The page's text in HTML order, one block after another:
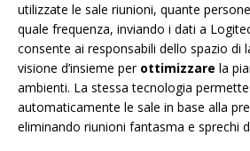
utilizzate le sale riunioni, quante
quale frequenza, inviando i dati a
consente ai responsabili dello spazio di
visione d’insieme per ottimizzare la
ambienti. La stessa tecnologia
automaticamente le sale in base alla
eliminando riunioni fantasma e sprechi